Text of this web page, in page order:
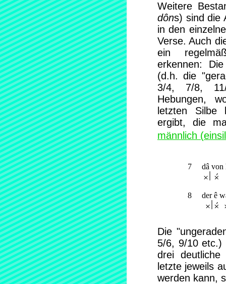
Weitere
dôns) sind die
in den
Verse. Auch
ein
erkennen:
(d.h. die
3/4, 7/8,
Hebungen,
letzten
ergibt, die
männlich
7     dâ
r° t
8     der ê
Die
5/6, 9/10 etc.)
drei
letzte jeweils
werden kann,